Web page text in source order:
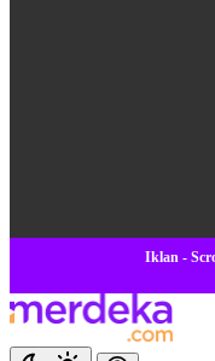
Iklan -